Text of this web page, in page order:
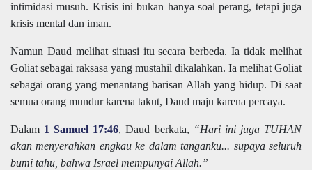
intimidasi musuh. Krisis ini bukan hanya soal perang, tetapi juga
krisis mental dan iman.
Namun Daud melihat situasi itu secara berbeda. Ia tidak melihat
Goliat sebagai raksasa yang mustahil dikalahkan. Ia melihat Goliat
sebagai orang yang menantang barisan Allah yang hidup. Di saat
semua orang mundur karena takut, Daud maju karena percaya.
Dalam 1 Samuel 17:46, Daud berkata, “Hari ini juga TUHAN
akan menyerahkan engkau ke dalam tanganku... supaya seluruh
bumi tahu, bahwa Israel mempunyai Allah.”